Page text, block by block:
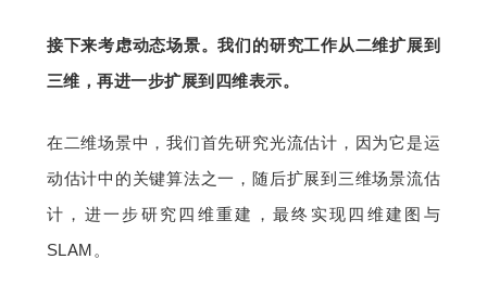
接下来考虑动态场景。我们的研究工作从二维扩展到
三维，再进一步扩展到四维表示。
在二维场景中，我们首先研究光流估计，因为它是运
动估计中的关键算法之一，随后扩展到三维场景流估
计，进一步研究四维重建，最终实现四维建图与
SLAM。